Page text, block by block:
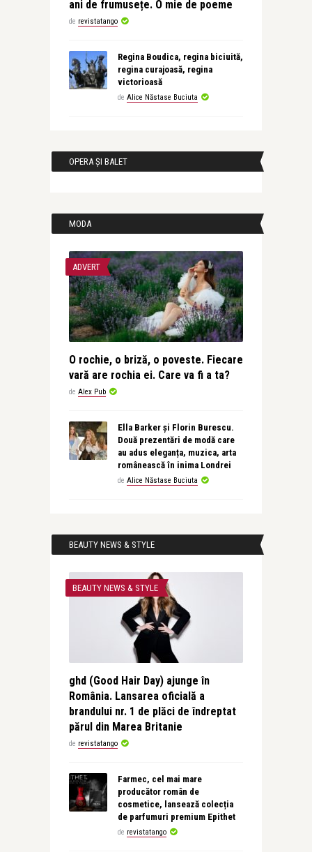
ani de frumusețe. O mie de poeme
de revistatango
Regina Boudica, regina biciuită,
regina curajoasă, regina
victorioasă
de Alice Năstase Buciuta
OPERA ȘI BALET
MODA
ADVERT
O rochie, o briză, o poveste. Fiecare
vară are rochia ei. Care va fi a ta?
de Alex Pub
Ella Barker și Florin Burescu.
Două prezentări de modă care
au adus eleganța, muzica, arta
românească în inima Londrei
de Alice Năstase Buciuta
BEAUTY NEWS & STYLE
BEAUTY NEWS & STYLE
ghd (Good Hair Day) ajunge în
România. Lansarea oficială a
brandului nr. 1 de plăci de îndreptat
părul din Marea Britanie
de revistatango
Farmec, cel mai mare
producător român de
cosmetice, lansează colecția
de parfumuri premium Epithet
de revistatango